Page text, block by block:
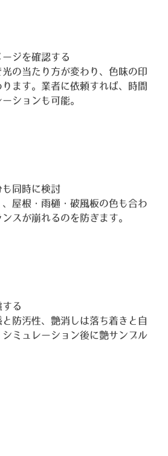
ジを確認する
の当たり方が変わり、色味の印
ます。業者に依頼すれば、時間
ションも可能。
同時に検討
屋根・雨樋・破風板の色も合わ
スが崩れるのを防ぎます。
る
防汚性、艶消しは落ち着きと自
ミュレーション後に艶サンプル